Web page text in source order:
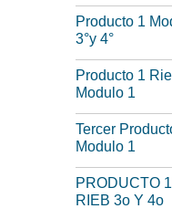
Producto 1
3°y 4°
Producto 1
Modulo 1
Tercer
Modulo 1
PRODUCTO
RIEB 3o Y 4o